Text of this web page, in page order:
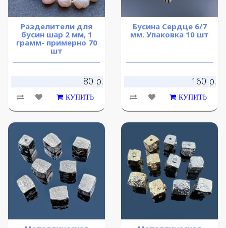
Разделители для
бусин шар 2 мм, 1
грамм- примерно 70
шт
80 р.
КУПИТЬ
Бусина Сердце 6/7
мм. Упаковка 10 шт
160 р.
КУПИТЬ